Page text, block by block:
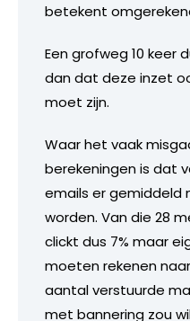
betekent
Een grofweg 10 keer
dan dat deze inzet
moet zijn.
Waar het vaak
berekeningen is dat
emails er gemiddeld
worden. Van die 28
clickt dus 7% maar
moeten rekenen
aantal verstuurde
met bannering zou